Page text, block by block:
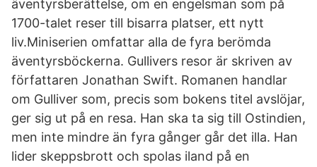
äventyrsberättelse, om en engelsman som på
1700-talet reser till bisarra platser, ett nytt
liv.Miniserien omfattar alla de fyra berömda
äventyrsböckerna. Gullivers resor är skriven av
författaren Jonathan Swift. Romanen handlar
om Gulliver som, precis som bokens titel avslöjar,
ger sig ut på en resa. Han ska ta sig till Ostindien,
men inte mindre än fyra gånger går det illa. Han
lider skeppsbrott och spolas iland på en